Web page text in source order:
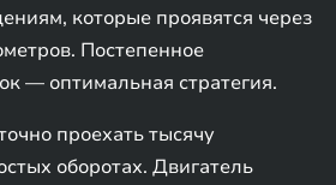
которые проявятся через
Постепенное
— оптимальная стратегия.
проехать тысячу
оборотах. Двигатель